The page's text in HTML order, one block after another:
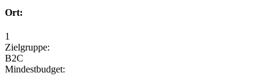
Ort:
1
Zielgruppe:
B2C
Mindestbudget: